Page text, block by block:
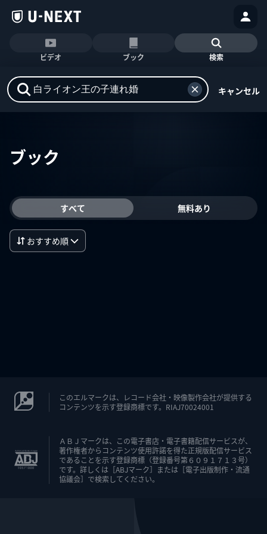
ビデオ ブック 検索
キャンセル
ブック
すべて 無料あり
おすすめ順
このエルマークは、レコード会社・映像製作会社が提供する
コンテンツを示す登録商標です。RIAJ70024001
ＡＢＪマークは、この電子書店・電子書籍配信サービスが、
著作権者からコンテンツ使用許諾を得た正規版配信サービス
であることを示す登録商標（登録番号第６０９１７１３号）
です。詳しくは［ABJマーク］または［電子出版制作・流通
協議会］で検索してください。